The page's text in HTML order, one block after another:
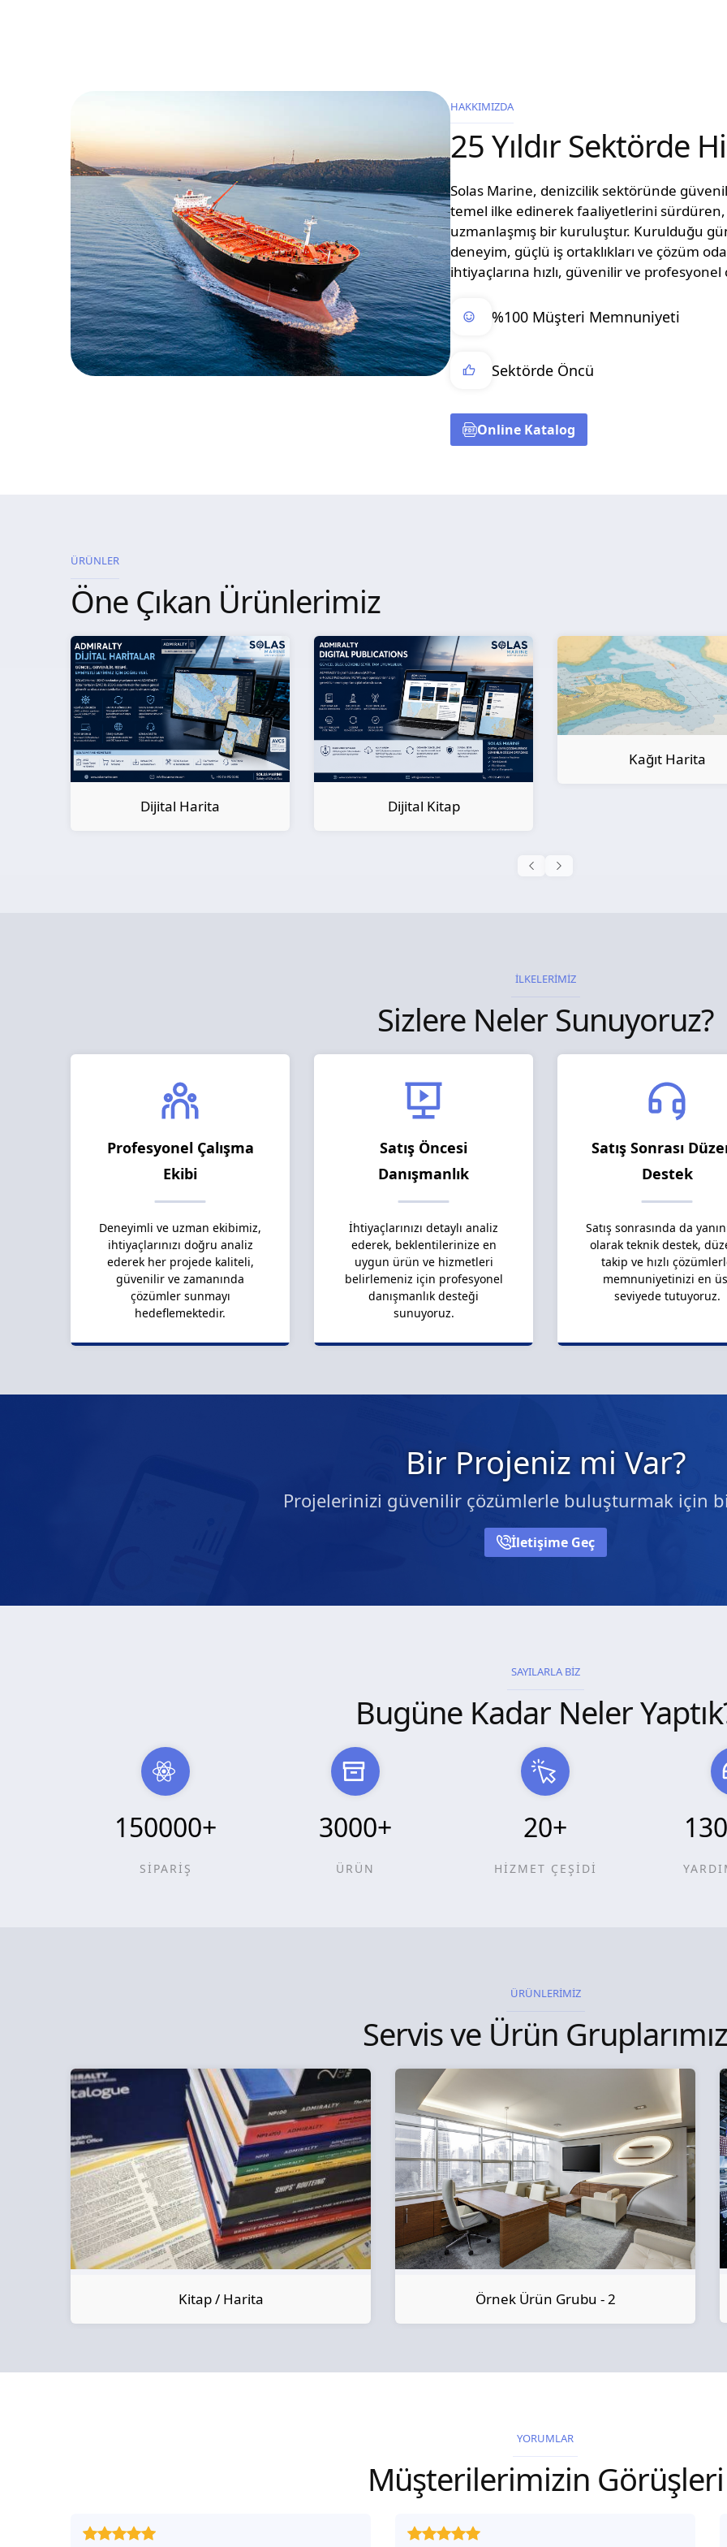
HAKKIMIZDA
25 Yıldır Sektörde
Solas Marine, denizcilik sektöründe
temel ilke edinerek faaliyetlerini
uzmanlaşmış bir kuruluştur. Kurulduğu
deneyim, güçlü iş ortaklıkları ve çözüm
ihtiyaçlarına hızlı, güvenilir ve
%100 Müşteri Memnuniyeti
Sektörde Öncü
Online Katalog
ÜRÜNLER
Öne Çıkan Ürünlerimiz
Dijital Kitap
Kağıt Harita
İLKELERİMİZ
Sizlere Neler Sunuyoruz?
Profesyonel Çalışma
Ekibi
Deneyimli ve uzman ekibimiz,
ihtiyaçlarınızı doğru analiz
ederek her projede kaliteli,
güvenilir ve zamanında
çözümler sunmayı
hedeflemektedir.
Satış Öncesi
Danışmanlık
İhtiyaçlarınızı detaylı analiz
ederek, beklentilerinize en
uygun ürün ve hizmetleri
belirlemeniz için profesyonel
danışmanlık desteği
sunuyoruz.
Satış Sonrası
Destek
Satış sonrasında da
olarak teknik destek,
takip ve hızlı
memnuniyetinizi en
seviyede tutuyoruz.
Bir Projeniz mi Var?
Projelerinizi güvenilir çözümlerle buluşturmak için
İletişime Geç
SAYILARLA BİZ
Bugüne Kadar Neler
150000+
SİPARİŞ
3000+
ÜRÜN
20+
HİZMET ÇEŞİDİ
ÜRÜNLERİMİZ
Servis ve Ürün Gruplarımız
Kitap / Harita Örnek Ürün Grubu - 2
YORUMLAR
Müşterilerimizin Görüşleri